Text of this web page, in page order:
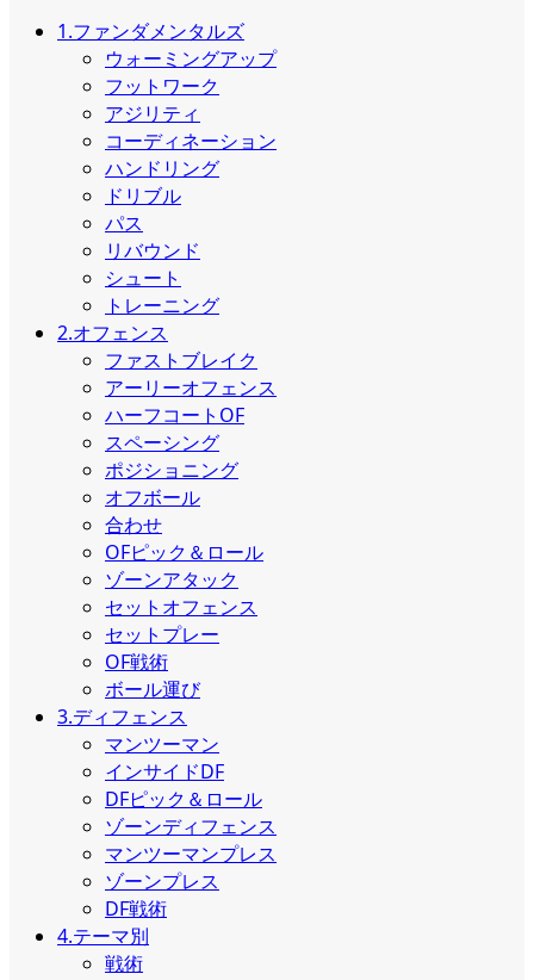
1.ファンダメンタルズ
ウォーミングアップ
フットワーク
アジリティ
コーディネーション
ハンドリング
ドリブル
パス
リバウンド
シュート
トレーニング
2.オフェンス
ファストブレイク
アーリーオフェンス
ハーフコートOF
スペーシング
ポジショニング
オフボール
合わせ
OFピック＆ロール
ゾーンアタック
セットオフェンス
セットプレー
OF戦術
ボール運び
3.ディフェンス
マンツーマン
インサイドDF
DFピック＆ロール
ゾーンディフェンス
マンツーマンプレス
ゾーンプレス
DF戦術
4.テーマ別
戦術